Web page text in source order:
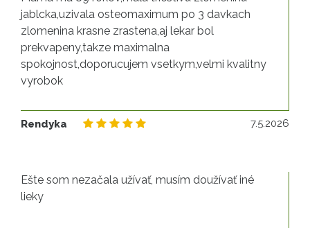
jablcka,uzivala osteomaximum po 3 davkach
zlomenina krasne zrastena,aj lekar bol
prekvapeny,takze maximalna
spokojnost,doporucujem vsetkym,velmi kvalitny
vyrobok
Rendyka 7.5.2026
Ešte som nezačala užívať, musím doužívať iné
lieky